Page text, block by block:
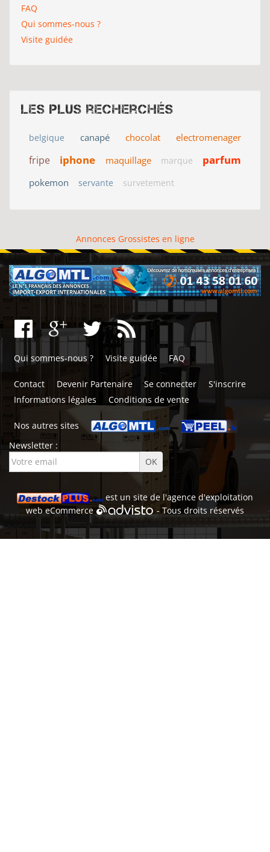
FAQ
Qui sommes-nous ?
Visite guidée
Les plus recherchés
belgique canapé chocolat electromenager
fripe iphone maquillage marque parfum
pokemon servante survetement
Annonces Grossistes en ligne
Qui sommes-nous ? Visite guidée FAQ
Contact Devenir Partenaire Se connecter
S'inscrire
Informations légales
Conditions de vente
Nos autres sites
Newsletter :
est un site de l'agence d'exploitation
webeCommerce - Tous droits réservés